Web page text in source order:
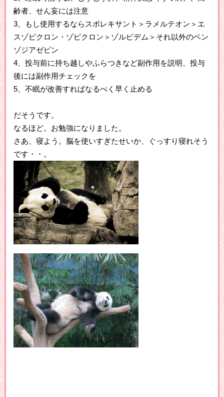
齢者、せん妄には注意
3、もし使用するならスボレキサント＞ラメルテオン＞エ
スゾピクロン・ゾピクロン＞ゾルピデム＞それ以外のベン
ゾジアゼピン
4、投与前に持ち越しやふらつきなど副作用を説明、投与
後には副作用チェックを
5、不眠が改善すればなるべく早く止める
だそうです。
なるほど。お勉強になりました。
さあ、寝よう。脳を使いすぎたせいか、ぐっすり寝れそう
です・・。